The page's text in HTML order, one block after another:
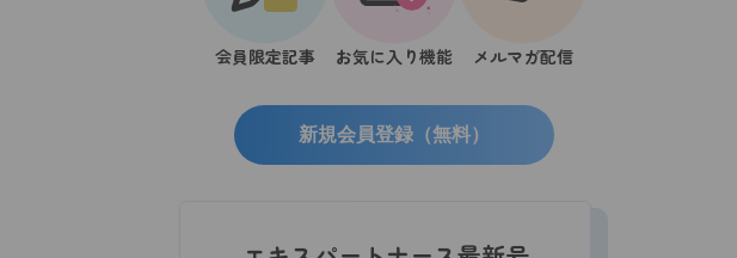
会員限定記事 お気に入り機能 メルマガ配信
新規会員登録（無料）